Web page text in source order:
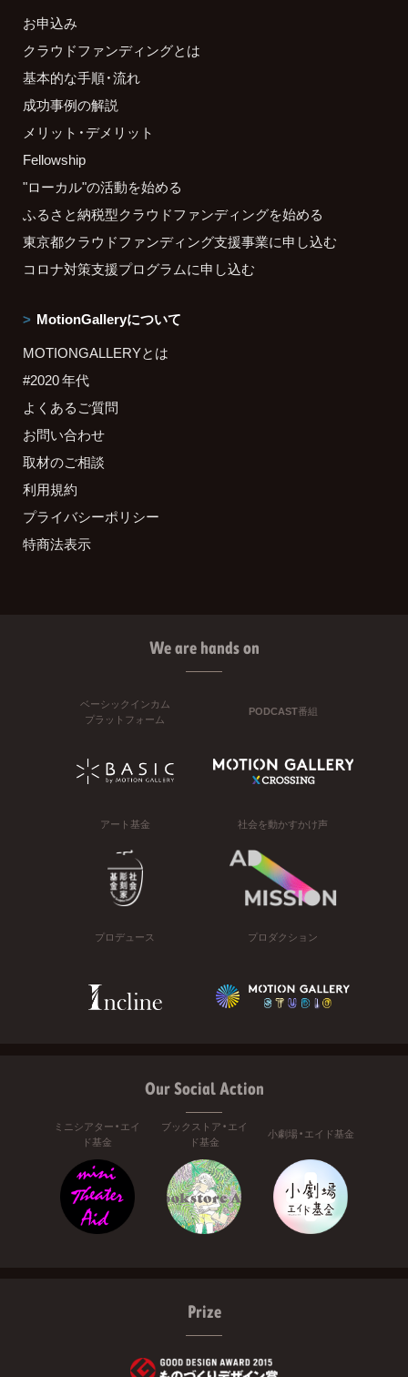
お申込み
クラウドファンディングとは
基本的な手順・流れ
成功事例の解説
メリット・デメリット
Fellowship
"ローカル"の活動を始める
ふるさと納税型クラウドファンディングを始める
東京都クラウドファンディング支援事業に申し込む
コロナ対策支援プログラムに申し込む
MotionGalleryについて
MOTIONGALLERYとは
#2020 年代
よくあるご質問
お問い合わせ
取材のご相談
利用規約
プライバシーポリシー
特商法表示
We are hands on
ベーシックインカム
プラットフォーム
PODCAST番組
アート基金 社会を動かすかけ声
プロデュース プロダクション
Our Social Action
ミニシアター・エイ
ド基金
ブックストア・エイ
ド基金
小劇場・エイド基金
Prize